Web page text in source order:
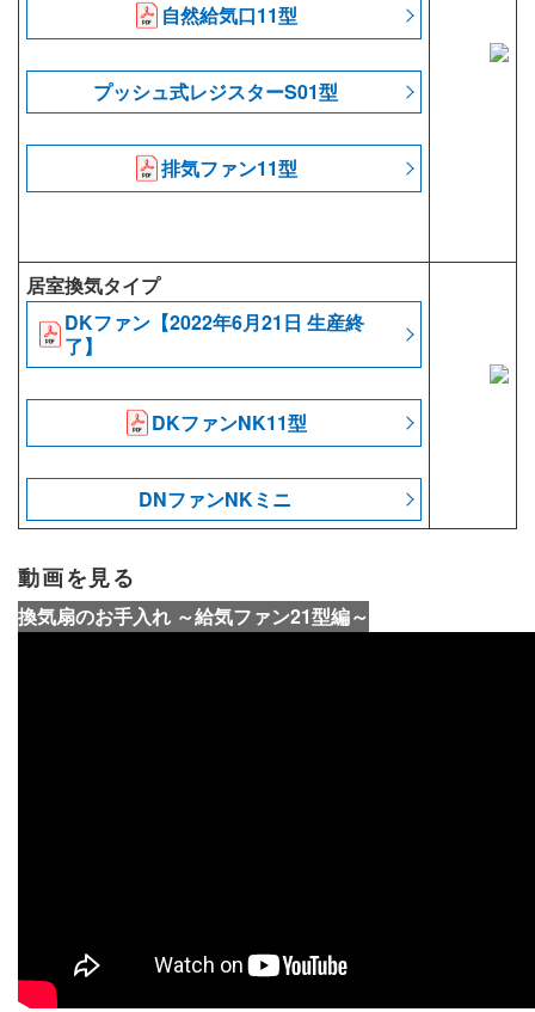
自然給気口11型
プッシュ式レジスターS01型
排気ファン11型
居室換気タイプ
DKファン【2022年6月21日 生産終
了】
DKファンNK11型
DNファンNKミニ
動画を見る
換気扇のお手入れ ～給気ファン21型編～